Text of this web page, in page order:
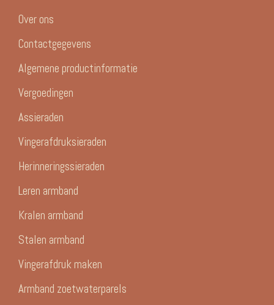
Over ons
Contactgegevens
Algemene productinformatie
Vergoedingen
Assieraden
Vingerafdruksieraden
Herinneringssieraden
Leren armband
Kralen armband
Stalen armband
Vingerafdruk maken
Armband zoetwaterparels